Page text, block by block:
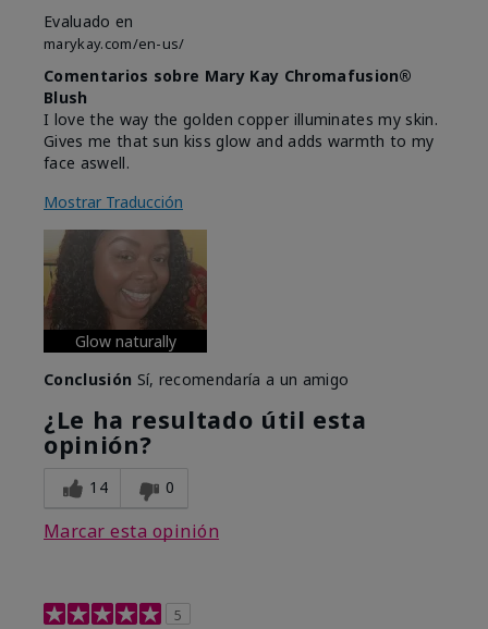
Evaluado en
marykay.com/en-us/
Comentarios sobre Mary Kay Chromafusion®
Blush
I love the way the golden copper illuminates my skin.
Gives me that sun kiss glow and adds warmth to my
face aswell.
Mostrar Traducción
Glow naturally
Conclusión Sí, recomendaría a un amigo
¿Le ha resultado útil esta
opinión?
14 0
Marcar esta opinión
5